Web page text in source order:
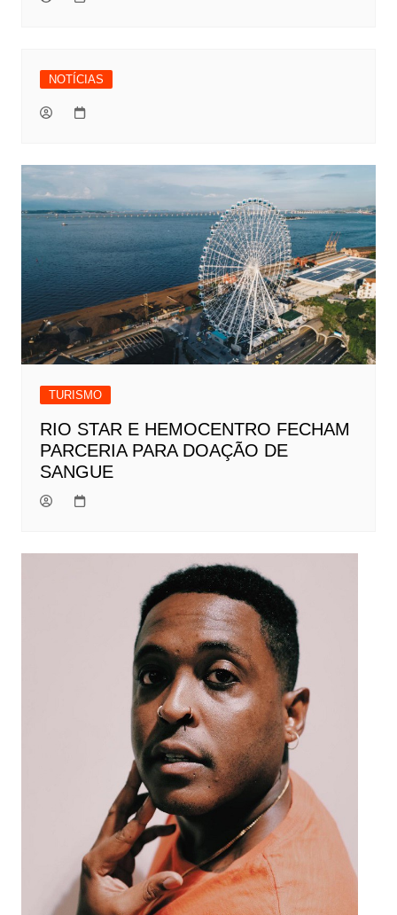
NOTÍCIAS
TURISMO
RIO STAR E HEMOCENTRO FECHAM
PARCERIA PARA DOAÇÃO DE
SANGUE